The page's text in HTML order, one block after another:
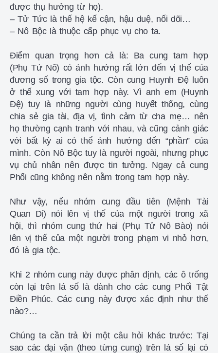
được thụ hưởng từ họ).
– Tử Tức là thế hệ kế cận, hậu duệ, nối dõi…
– Nô Bộc là thuộc cấp phục vụ cho ta.
Điểm quan trọng hơn cả là: Ba cung tam hợp
(Phụ Tử Nô) có ảnh hưởng rất lớn đến vị thế của
đương số trong gia tộc. Còn cung Huynh Đệ luôn
ở thế xung với tam hợp này. Vì anh em (Huynh
Đệ) tuy là những người cùng huyết thống, cùng
chia sẻ gia tài, địa vị, tình cảm từ cha mẹ… nên
họ thường cạnh tranh với nhau, và cũng cảnh giác
với bất kỳ ai có thể ảnh hưởng đến “phần” của
mình. Còn Nô Bộc tuy là người ngoài, nhưng phục
vụ chủ nhân nên được tin tưởng. Ngay cả cung
Phối cũng không nên nằm trong tam hợp này.
Như vậy, nếu nhóm cung đầu tiên (Mệnh Tài
Quan Di) nói lên vị thế của một người trong xã
hội, thì nhóm cung thứ hai (Phụ Tử Nô Bào) nói
lên vị thế của một người trong phạm vi nhỏ hơn,
đó là gia tộc.
Khi 2 nhóm cung này được phân định, các ô trống
còn lại trên lá số là dành cho các cung Phối Tật
Điền Phúc. Các cung này được xác định như thế
nào?…
Chúng ta cần trả lời một câu hỏi khác trước: Tại
sao các đại vận (theo từng cung) trên lá số lại có